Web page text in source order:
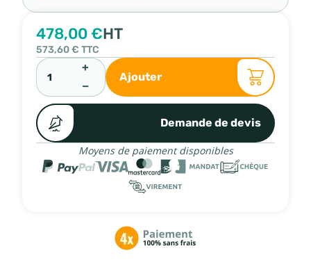
478,00 €HT
573,60 € TTC
+
−
Ajouter
Demande de devis
Moyens de paiement disponibles